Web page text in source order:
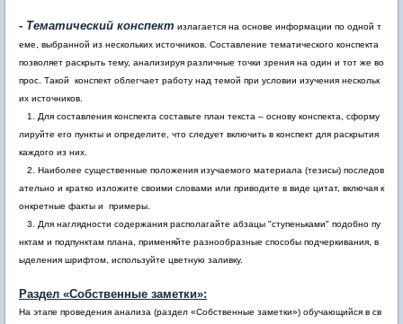
- Тематический конспект излагается на основе информации по одной т
еме, выбранной из нескольких источников. Составление тематического конспекта
позволяет раскрыть тему, анализируя различные точки зрения на один и тот же во
прос. Такой конспект облегчает работу над темой при условии изучения нескольк
их источников.
1. Для составления конспекта составьте план текста – основу конспекта, сформу
лируйте его пункты и определите, что следует включить в конспект для раскрытия
каждого из них.
2. Наиболее существенные положения изучаемого материала (тезисы) последов
ательно и кратко изложите своими словами или приводите в виде цитат, включая к
онкретные факты и примеры.
3. Для наглядности содержания располагайте абзацы "ступеньками" подобно пу
нктам и подпунктам плана, применяйте разнообразные способы подчеркивания, в
ыделения шрифтом, используйте цветную заливку.
Раздел «Собственные заметки»:
На этапе проведения анализа (раздел «Собственные заметки») обучающийся в св